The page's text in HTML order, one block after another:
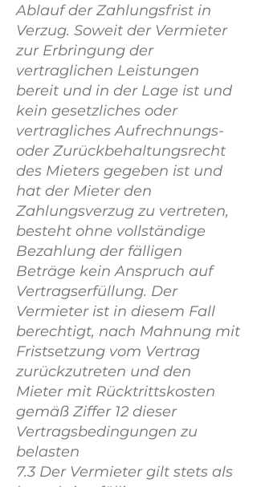
Ablauf der Zahlungsfrist in
Verzug. Soweit der Vermieter
zur Erbringung der
vertraglichen Leistungen
bereit und in der Lage ist und
kein gesetzliches oder
vertragliches Aufrechnungs-
oder Zurückbehaltungsrecht
des Mieters gegeben ist und
hat der Mieter den
Zahlungsverzug zu vertreten,
besteht ohne vollständige
Bezahlung der fälligen
Beträge kein Anspruch auf
Vertragserfüllung. Der
Vermieter ist in diesem Fall
berechtigt, nach Mahnung mit
Fristsetzung vom Vertrag
zurückzutreten und den
Mieter mit Rücktrittskosten
gemäß Ziffer 12 dieser
Vertragsbedingungen zu
belasten
7.3 Der Vermieter gilt stets als